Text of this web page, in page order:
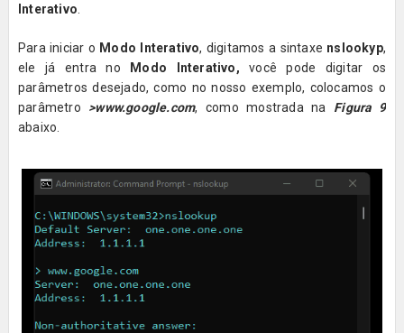
Interativo
Para iniciar o Modo Interativo, digitamos a sintaxe nslookyp,
ele já entra no Modo Interativo, você pode digitar os
parâmetros desejado, como no nosso exemplo, colocamos o
parâmetro >www.google.com, como mostrada na Figura 9
abaixo.